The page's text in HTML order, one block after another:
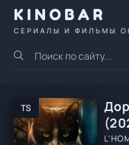
KINOBAR
СЕРИАЛЫ И ФИЛЬМЫ
TS